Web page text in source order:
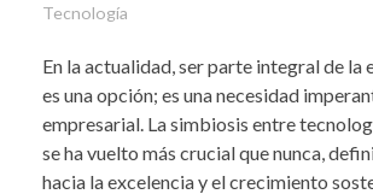
Tecnología
En la actualidad, ser parte integral de la
es una opción; es una necesidad
empresarial. La simbiosis entre
se ha vuelto más crucial que nunca,
hacia la excelencia y el crecimiento